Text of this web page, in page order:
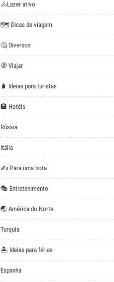
🚴Lazer ativo
🗺 Dicas de viagem
🤔 Diversos
🧭 Viajar
🧳 Ideias para turistas
🏨 Hotéis
Rússia
Itália
✍ Para uma nota
🎭 Entretenimento
🌏 América do Norte
Turquia
🏝 Ideias para férias
Espanha